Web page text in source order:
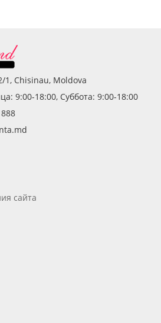
1, Chisinau, Moldova
9:00-18:00, Суббота: 9:00-18:00
сайта